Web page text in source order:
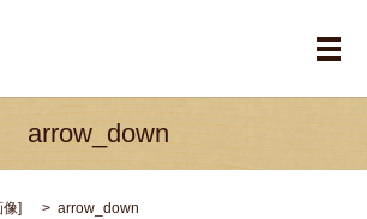
メ
arrow_down
像] arrow_down